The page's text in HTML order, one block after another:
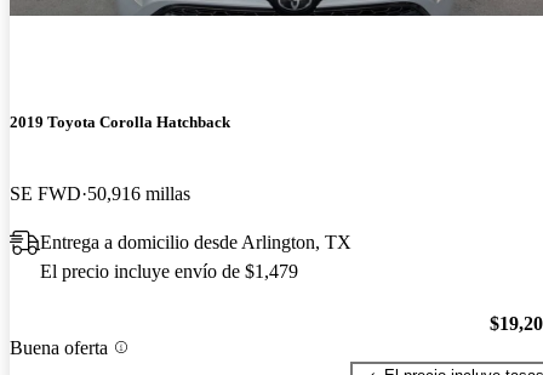
2019 Toyota Corolla Hatchback
SE FWD 50,916 millas
Entrega a domicilio desde Arlington, TX
El precio incluye envío de $1,479
Buena oferta